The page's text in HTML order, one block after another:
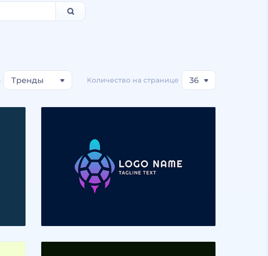
Тренды Количество на странице 36